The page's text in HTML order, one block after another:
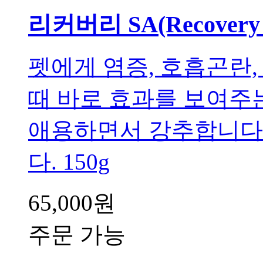
리커버리
펫에게 염증, 호흡곤란
때 바로 효과를 보여주
애용하면서 강추합니
다. 150g
65,000원
주문 가능